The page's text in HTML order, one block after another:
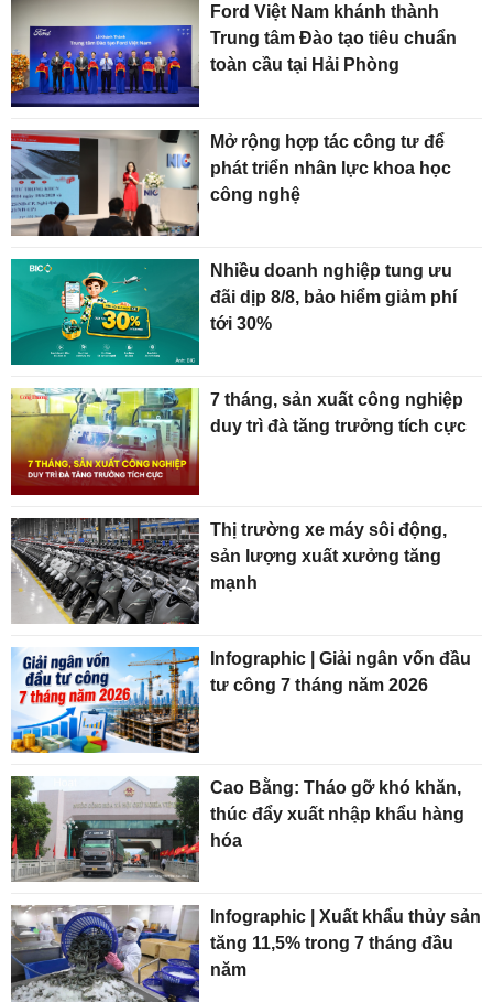
Ford Việt Nam khánh thành
Trung tâm Đào tạo tiêu chuẩn
toàn cầu tại Hải Phòng
Mở rộng hợp tác công tư để
phát triển nhân lực khoa học
công nghệ
Nhiều doanh nghiệp tung ưu
đãi dịp 8/8, bảo hiểm giảm phí
tới 30%
7 tháng, sản xuất công nghiệp
duy trì đà tăng trưởng tích cực
Thị trường xe máy sôi động,
sản lượng xuất xưởng tăng
mạnh
Infographic | Giải ngân vốn đầu
tư công 7 tháng năm 2026
Cao Bằng: Tháo gỡ khó khăn,
thúc đẩy xuất nhập khẩu hàng
hóa
Infographic | Xuất khẩu thủy sản
tăng 11,5% trong 7 tháng đầu
năm